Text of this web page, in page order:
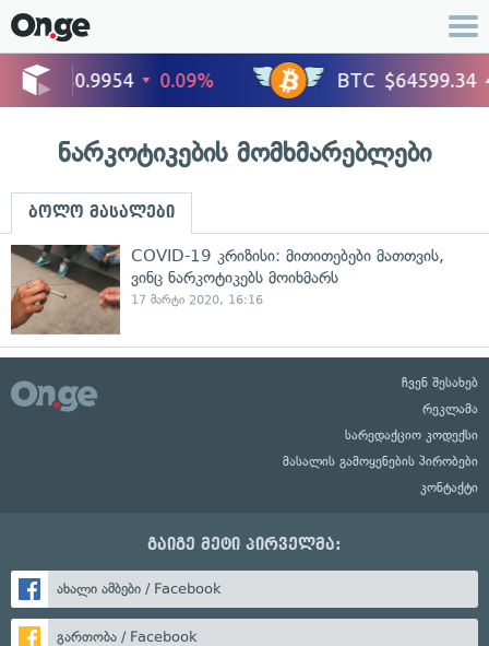
ნარკოტიკების მომხმარებლები
ბოლო მასალები
COVID-19 კრიზისი: მითითებები მათთვის,
ვინც ნარკოტიკებს მოიხმარს
17 მარტი 2020, 16:16
ჩვენ შესახებ
რეკლამა
სარედაქციო კოდექსი
მასალის გამოყენების პირობები
კონტაქტი
გაიგე მეტი პირველმა:
ახალი ამბები / Facebook
გართობა / Facebook